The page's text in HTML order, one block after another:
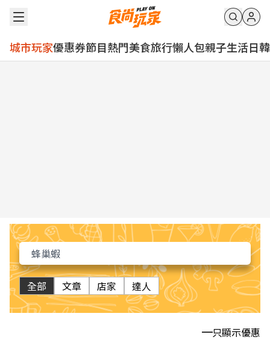
城市玩家優惠券節目熱門美食旅行懶人包親子生活日韓
全部 文章 店家 達人
只顯示優惠